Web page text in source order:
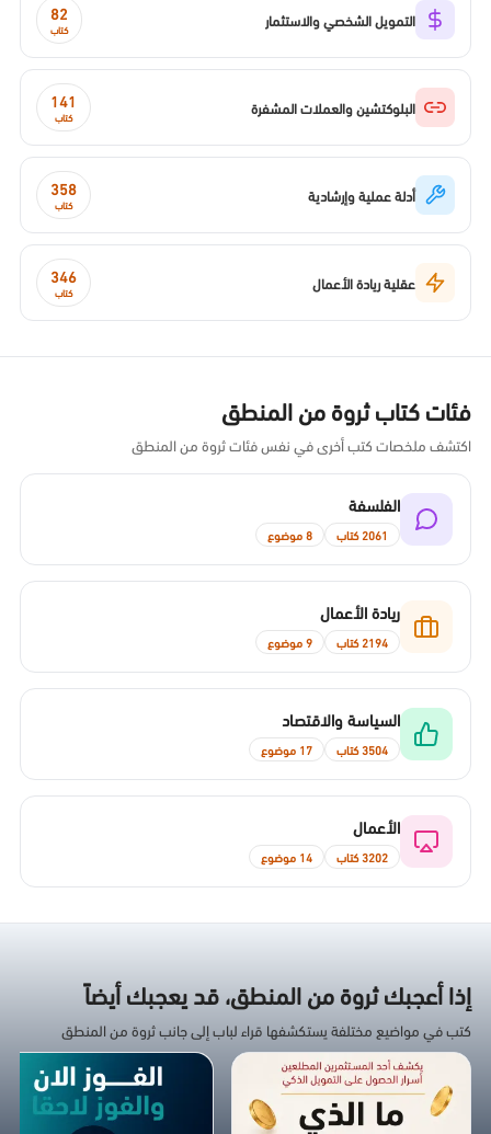
التمويل الشخصي والاستثمار 82
كتاب
البلوكتشين والعملات المشفرة 141
كتاب
أدلة عملية وإرشادية 358
كتاب
عقلية ريادة الأعمال 346
كتاب
فئات كتاب ثروة من المنطق
اكتشف ملخصات كتب أخرى في نفس فئات ثروة من المنطق
الفلسفة
2061 كتاب 8 موضوع
ريادة الأعمال
2194 كتاب 9 موضوع
السياسة والاقتصاد
3504 كتاب 17 موضوع
الأعمال
3202 كتاب 14 موضوع
إذا أعجبك ثروة من المنطق، قد يعجبك أيضاً
كتب في مواضيع مختلفة يستكشفها قراء لباب إلى جانب ثروة من المنطق